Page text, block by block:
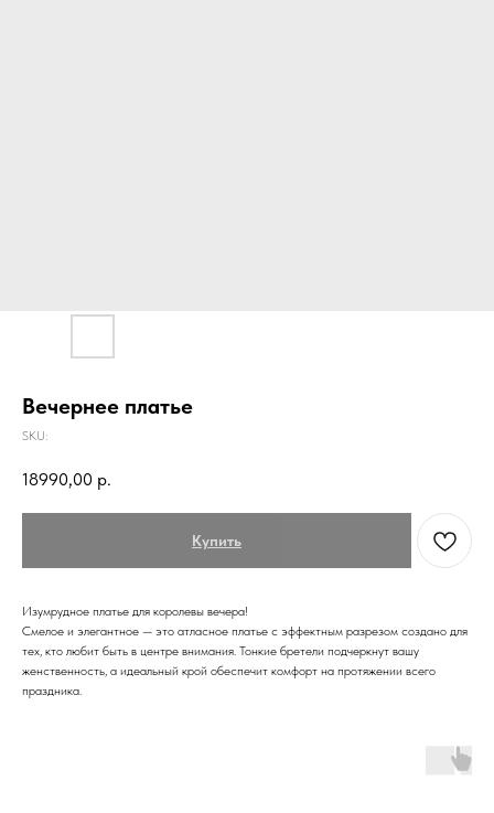
Вечернее платье
SKU:
18990,00 р.
Купить
Изумрудное платье для королевы вечера!
Смелое и элегантное — это атласное платье с эффектным разрезом создано для
тех, кто любит быть в центре внимания. Тонкие бретели подчеркнут вашу
женственность, а идеальный крой обеспечит комфорт на протяжении всего
праздника.